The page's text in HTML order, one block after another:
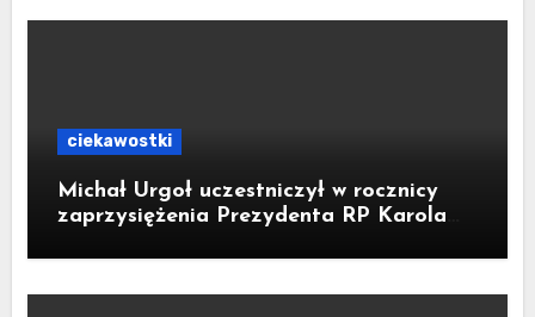
ciekawostki
Michał Urgoł uczestniczył w rocznicy
zaprzysiężenia Prezydenta RP Karola